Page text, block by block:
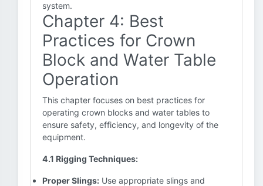
system.
Chapter 4: Best
Practices for Crown
Block and Water Table
Operation
This chapter focuses on best practices for
operating crown blocks and water tables to
ensure safety, efficiency, and longevity of the
equipment.
4.1 Rigging Techniques:
Proper Slings: Use appropriate slings and